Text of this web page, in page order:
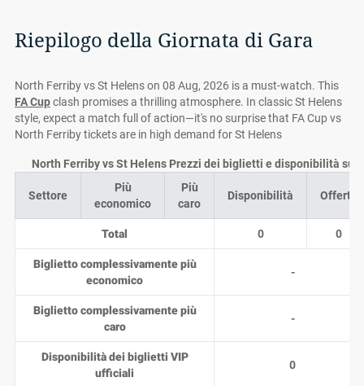
Riepilogo della Giornata di Gara
North Ferriby vs St Helens on 08 Aug, 2026 is a must-watch. This
FA Cupclash promises a thrilling atmosphere. In classic St Helens
style, expect a match full of action—it's no surprise that FA Cup vs
North Ferriby tickets are in high demand for St Helens
Settore
Più
economico
Più
caro
Disponibilità Offerte
Total 0 0
Biglietto complessivamente più
economico
-
Biglietto complessivamente più
caro
-
Disponibilità dei biglietti VIP
ufficiali
0
North Ferriby vs St Helens Prezzi dei biglietti e disponibilità su